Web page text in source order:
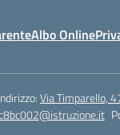
Albo Online
Via Timparello,